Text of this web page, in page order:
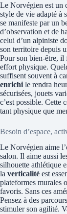
Le Norvégien est un
style de vie adapté à
se manifeste par un
d’observation et de
celui d’un alpiniste
son territoire depuis
Pour son bien-être, il
effort physique.
suffisent souvent à
enrichi le rendra
sécurisées, jouets
c’est possible. Cette
tant physique que
Besoin d’espace,
Le Norvégien aime
salon. Il aime aussi
silhouette athlétique
la verticalité est
plateformes murales
favoris. Sans ces
Pensez à des
stimuler son agilité.